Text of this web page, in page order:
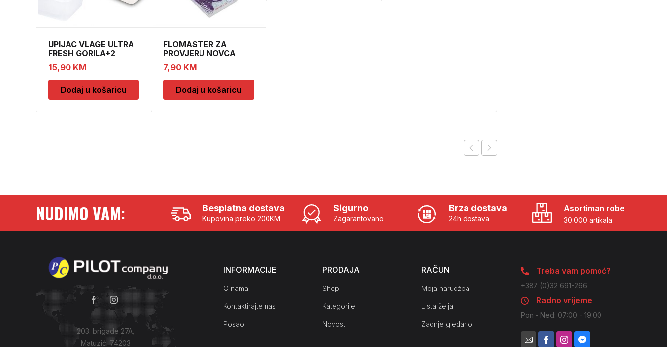
UPIJAC VLAGE ULTRA
FRESH GORILA+2
DOPUNE
15,90 KM
Dodaj u košaricu
FLOMASTER ZA
PROVJERU NOVCA
SAFESCAN 30
7,90 KM
Dodaj u košaricu
NUDIMO VAM: Besplatna dostava
Kupovina preko 200KM
Sigurno
Zagarantovano
Brza dostava
24h dostava
Asortiman robe
30.000 artikala
203. brigade 27A,
Matuzići 74203
INFORMACIJE
O nama
Kontaktirajte nas
Posao
PRODAJA
Shop
Kategorije
Novosti
RAČUN
Moja narudžba
Lista želja
Zadnje gledano
Treba vam pomoć?
+387 (0)32 691-266
Radno vrijeme
Pon - Ned: 07:00 - 19:00